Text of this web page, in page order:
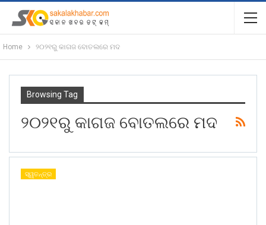
Home ୨୦୨୧ରୁ କାଗଜ ବୋତଲରେ ମଦ
Browsing Tag
୨୦୨୧ରୁ କାଗଜ ବୋତଲରେ ମଦ
ସ୍ୱତନ୍ତ୍ର